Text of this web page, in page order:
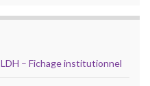
LDH – Fichage institutionnel